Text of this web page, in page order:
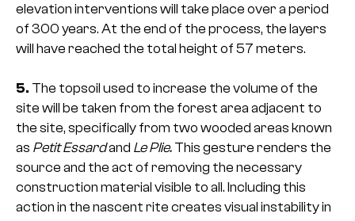
elevation interventions will take place over a period
of 300 years. At the end of the process, the layers
will have reached the total height of 57 meters.
5. The topsoil used to increase the volume of the
site will be taken from the forest area adjacent to
the site, specifically from two wooded areas known
as Petit Essardand Le Plie. This gesture renders the
source and the act of removing the necessary
construction material visible to all. Including this
action in the nascent rite creates visual instability in